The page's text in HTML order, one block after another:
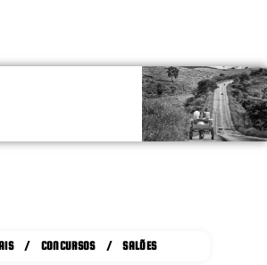
/ CONCURSOS / SALÕES